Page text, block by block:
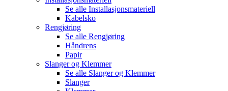
Se alle Installasjonsmateriell
Kabelsko
Rengjøring
Se alle Rengjøring
Håndrens
Papir
Slanger og Klemmer
Se alle Slanger og Klemmer
Slanger